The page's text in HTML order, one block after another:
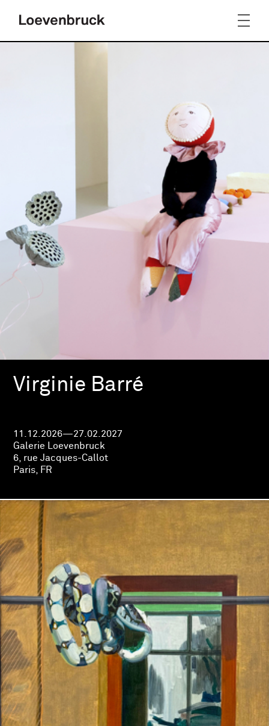
Virginie Barré
11.12.2026—27.02.2027
Galerie Loevenbruck
6, rue Jacques-Callot
Paris, FR